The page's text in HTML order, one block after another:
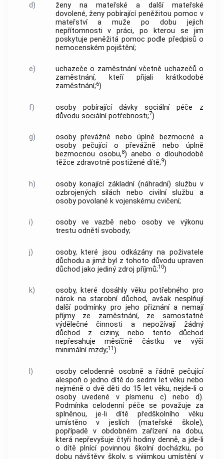
d)
ženy na mateřské a další mateřské
dovolené, ženy pobírající peněžitou pomoc v
mateřství a muže po dobu jejich
nepřítomnosti v práci, po kterou se jim
poskytuje peněžitá pomoc podle předpisů o
nemocenském pojištění;
e)
uchazeče o zaměstnání včetně uchazečů o
zaměstnání, kteří přijali krátkodobé
zaměstnání;6)
f)
osoby pobírající dávky sociální péče z
důvodu sociální potřebnosti;7)
g)
osoby převážně nebo úplně bezmocné a
osoby pečující o převážně nebo úplně
bezmocnou osobu,8) anebo o dlouhodobě
těžce zdravotně postižené dítě;9)
h)
osoby konající základní (náhradní) službu v
ozbrojených silách nebo civilní službu a
osoby povolané k vojenskému cvičení;
i)
osoby ve vazbě nebo osoby ve výkonu
trestu odnětí svobody;
j)
osoby, které jsou odkázány na poživatele
důchodu a jimž byl z tohoto důvodu upraven
důchod jako jediný zdroj příjmů;10)
k)
osoby, které dosáhly věku potřebného pro
nárok na starobní důchod, avšak nesplňují
další podmínky pro jeho přiznání a nemají
příjmy ze zaměstnání, ze samostatné
výdělečné činnosti a nepožívají žádný
důchod z ciziny, nebo tento důchod
nepřesahuje měsíčně částku ve výši
minimální mzdy;11)
l)
osoby celodenně osobně a řádně pečující
alespoň o jedno dítě do sedmi let věku nebo
nejméně o dvě děti do 15 let věku, nejde-li o
osoby uvedené v písmenu c) nebo d).
Podmínka celodenní péče se považuje za
splněnou, je-li dítě předškolního věku
umístěno v jeslích (mateřské škole),
popřípadě v obdobném zařízení na dobu,
která nepřevyšuje čtyři hodiny denně, a jde-li
o dítě plnící povinnou školní docházku, po
dobu návštěvy školy, s výjimkou umístění v